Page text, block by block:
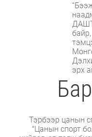
эрх
Тэрбээр цанын
"Цанын спорт